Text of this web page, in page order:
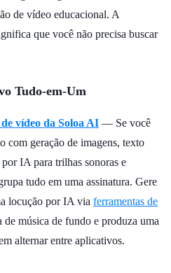
de vídeo educacional. A
que você não precisa buscar
Tudo-em-Um
vídeo da Soloa AI — Se você
com geração de imagens, texto
IA para trilhas sonoras e
tudo em uma assinatura. Gere
locução por IA via ferramentas de
de música de fundo e produza uma
alternar entre aplicativos.